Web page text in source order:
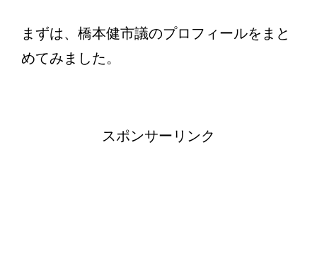
まずは、橋本健市議のプロフィールをまと
めてみました。
スポンサーリンク